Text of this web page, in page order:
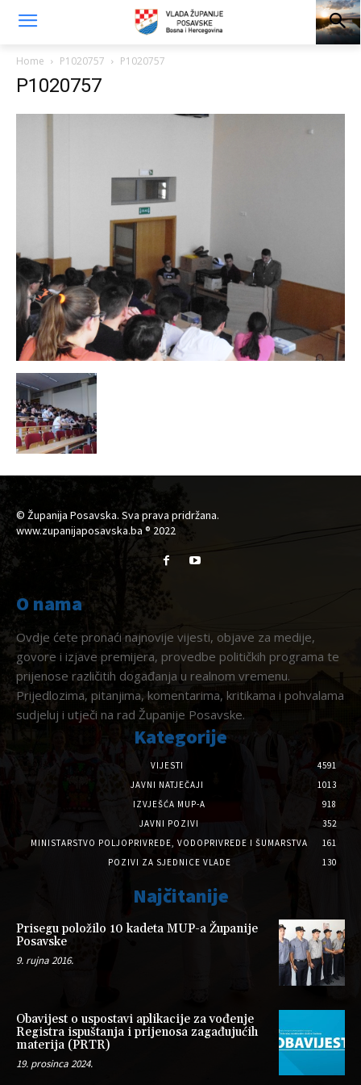
Home P1020757 P1020757
P1020757
© Županija Posavska. Sva prava pridržana.
www.zupanijaposavska.ba ® 2022
O nama
Ovdje ćete pronaći najnovije vijesti, objave za medije,
govore i izjave premijera, provedbe političkih programa te
prijenose različitih događanja u realnom vremenu.
Prijedlozima, pitanjima, komentarima, kritikama i pohvalama
sudjeluj i utječi na rad Županije Posavske.
Kategorije
VIJESTI
4591
JAVNI NATJEČAJI
1013
IZVJEŠĆA MUP-A
918
JAVNI POZIVI
352
MINISTARSTVO POLJOPRIVREDE, VODOPRIVREDE I ŠUMARSTVA
161
POZIVI ZA SJEDNICE VLADE
130
Najčitanije
Prisegu položilo 10 kadeta MUP-a Županije
Posavske
9. rujna 2016.
Obavijest o uspostavi aplikacije za vođenje
Registra ispuštanja i prijenosa zagađujućih
materija (PRTR)
19. prosinca 2024.